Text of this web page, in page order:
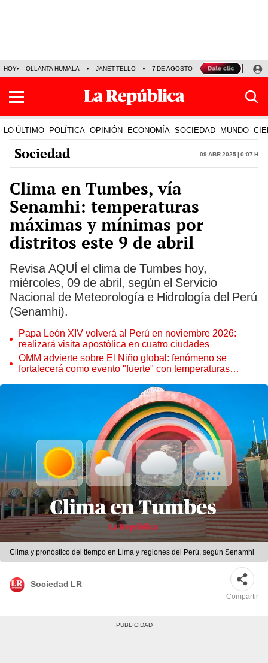
HOY OLLANTA HUMALA JANET TELLO 7 DE AGOSTO TINKA RESULTADOS
LO ÚLTIMO POLÍTICA OPINIÓN ECONOMÍA SOCIEDAD MUNDO
Sociedad 09 Abr 2025 | 0:07 h
Clima en Tumbes, vía
Senamhi: temperaturas
máximas y mínimas por
distritos este 9 de abril
Revisa AQUÍ el clima de Tumbes hoy,
miércoles, 09 de abril, según el Servicio
Nacional de Meteorología e Hidrología del Perú
(Senamhi).
Papa León XIV volverá al Perú en noviembre 2026:
realizará visita apostólica en cuatro ciudades
OMM advierte sobre El Niño global: fenómeno se
fortalecerá como evento "fuerte" con temperaturas
Clima y pronóstico del tiempo en Lima y regiones del Perú, según Senamhi
Sociedad LR
Compartir